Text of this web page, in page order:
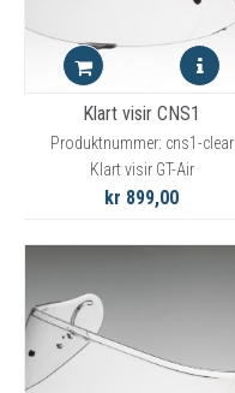
Klart visir CNS1
Produktnummer: cns1-clear
Klart visir GT-Air
kr 899,00